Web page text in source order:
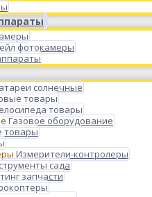
фотокамеры
солнечные
товары
товары
Газовое оборудование
товары
Измерители-контролеры
сада
запчасти